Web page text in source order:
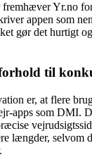
fremhæver Yr.no
appen som
gør det hurtigt
til
er, at flere
apps som DMI.
længder, selvom